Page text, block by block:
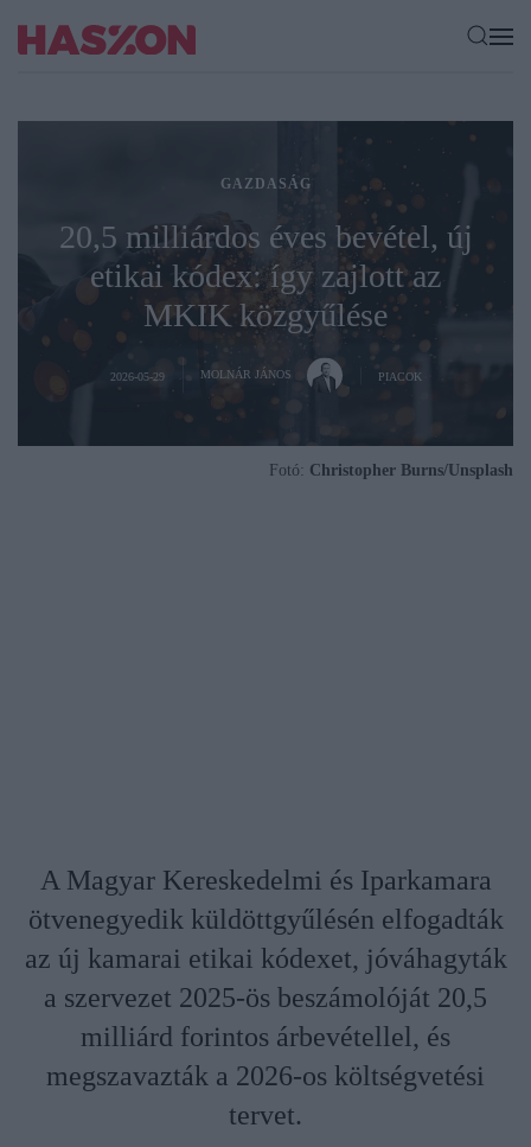
GAZDASÁG
20,5 milliárdos éves bevétel, új
etikai kódex: így zajlott az
MKIK közgyűlése
2026-05-29 MOLNÁR JÁNOS PIACOK
Fotó: Christopher Burns/Unsplash
A Magyar Kereskedelmi és Iparkamara
ötvenegyedik küldöttgyűlésén elfogadták
az új kamarai etikai kódexet, jóváhagyták
a szervezet 2025-ös beszámolóját 20,5
milliárd forintos árbevétellel, és
megszavazták a 2026-os költségvetési
tervet.